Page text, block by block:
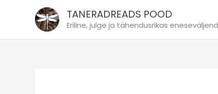
TANERADREADS POOD
Eriline, julge ja tähendusrikas